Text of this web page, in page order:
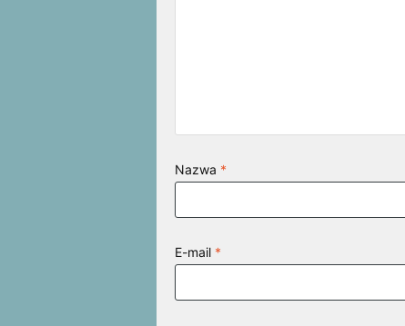
Nazwa *
E-mail *